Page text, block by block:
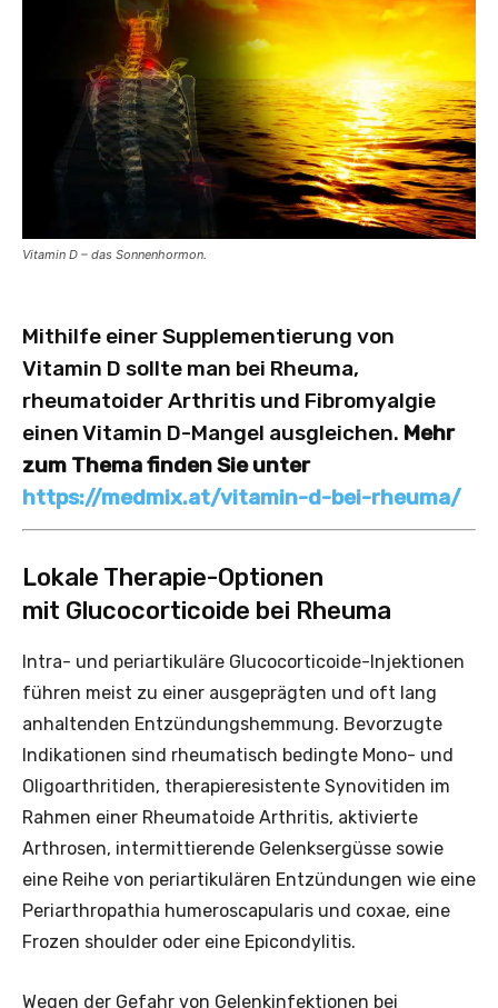
Vitamin D – das Sonnenhormon.
Mithilfe einer Supplementierung von
Vitamin D sollte man bei Rheuma,
rheumatoider Arthritis und Fibromyalgie
einen Vitamin D-Mangel ausgleichen. Mehr
zum Thema finden Sie unter
https://medmix.at/vitamin-d-bei-rheuma/
Lokale Therapie-Optionen
mit Glucocorticoide bei Rheuma
Intra- und periartikuläre Glucocorticoide-Injektionen
führen meist zu einer ausgeprägten und oft lang
anhaltenden Entzündungshemmung. Bevorzugte
Indikationen sind rheumatisch bedingte Mono- und
Oligoarthritiden, therapieresistente Synovitiden im
Rahmen einer Rheumatoide Arthritis, aktivierte
Arthrosen, intermittierende Gelenksergüsse sowie
eine Reihe von periartikulären Entzündungen wie eine
Periarthropathia humeroscapularis und coxae, eine
Frozen shoulder oder eine Epicondylitis.
Wegen der Gefahr von Gelenkinfektionen bei